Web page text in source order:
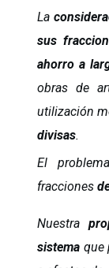
La
sus
ahorro a
obras de
utilización
divisas.
El
fracciones
Nuestra
sistema que